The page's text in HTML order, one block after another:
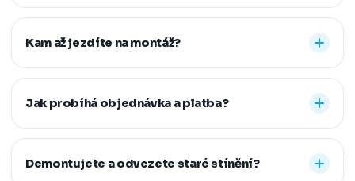
Přesnou cenovou nabídku vám připravíme zdarma.
Standardní dodací lhůta je 7–14 pracovních dní od
zabere 1–2 hodiny, větší zakázky zvládneme během
jednoho dne. Pokud na termín spěcháte, vždy se snažíme
Kam až jezdíte na montáž?
Působíme především v Moravskoslezském,
Pardubickém a Zlínském kraji, na Vysočině a v Praze. V
rámci našeho regionu dopravu neúčtujeme, vzdálenější
Jak probíhá objednávka a platba?
Stačí nám zavolat, napsat nebo vyplnit nezávazný
formulář. Po výběru řešení skládáte zálohu na materiál a
doplatek hradíte až po dokončené montáži, když je vše
Demontujete a odvezete staré stínění?